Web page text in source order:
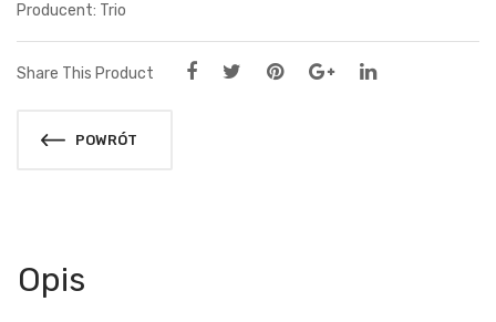
Trio
Share This Product
POWRÓT
Opis